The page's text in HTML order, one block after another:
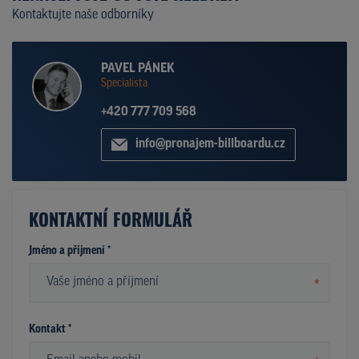
Kontaktujte naše odborníky
PAVEL PÁNEK
Specialista
+420 777 709 568
info@pronajem-billboardu.cz
KONTAKTNÍ FORMULÁŘ
Jméno a příjmení *
*
Kontakt *